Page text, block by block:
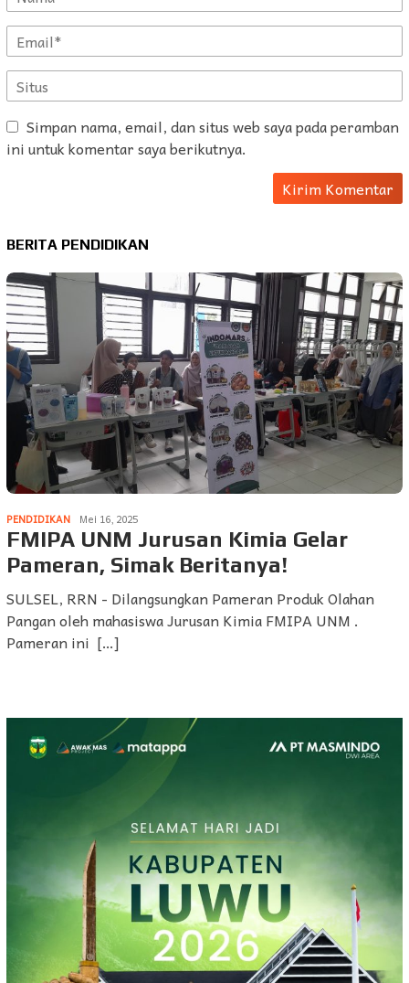
Simpan nama, email, dan situs web saya pada peramban
ini untuk komentar saya berikutnya.
BERITA PENDIDIKAN
PENDIDIKAN Mei 16, 2025
FMIPA UNM Jurusan Kimia Gelar
Pameran, Simak Beritanya!
SULSEL, RRN - Dilangsungkan Pameran Produk Olahan
Pangan oleh mahasiswa Jurusan Kimia FMIPA UNM .
Pameran ini […]